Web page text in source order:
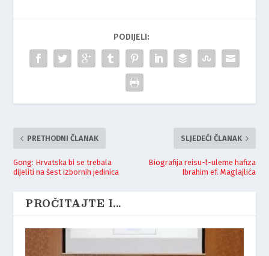
PODIJELI:
PRETHODNI ČLANAK
Gong: Hrvatska bi se trebala
dijeliti na šest izbornih jedinica
SLJEDEĆI ČLANAK
Biografija reisu-l-uleme hafiza
Ibrahim ef. Maglajlića
PROČITAJTE I...